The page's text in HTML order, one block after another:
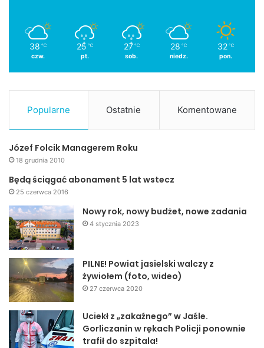
38 ℃
czw.
25 ℃
pt.
27 ℃
sob.
28 ℃
niedz.
32 ℃
pon.
Popularne Ostatnie Komentowane
Józef Folcik Managerem Roku
18 grudnia 2010
Będą ściągać abonament 5 lat wstecz
25 czerwca 2016
Nowy rok, nowy budżet, nowe zadania
4 stycznia 2023
PILNE! Powiat jasielski walczy z
żywiołem (foto, wideo)
27 czerwca 2020
Uciekł z „zakaźnego” w Jaśle.
Gorliczanin w rękach Policji ponownie
trafił do szpitala!